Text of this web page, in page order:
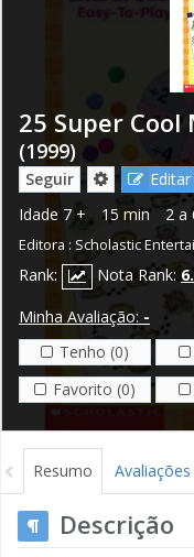
25 Super Cool
(1999)
Seguir Editar
Idade 7 + 15 min 2 a
Editora : Scholastic
Rank: Nota Rank:
Minha Avaliação: -
Tenho (0)
Favorito (0)
Resumo Avaliações
Descrição